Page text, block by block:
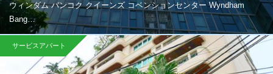
ウィンダム バンコク クイーンズ コベンションセンター Wyndham
Bang…
サービスアパート